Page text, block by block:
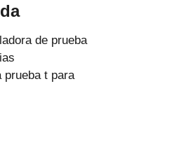
de prueba
prueba t para